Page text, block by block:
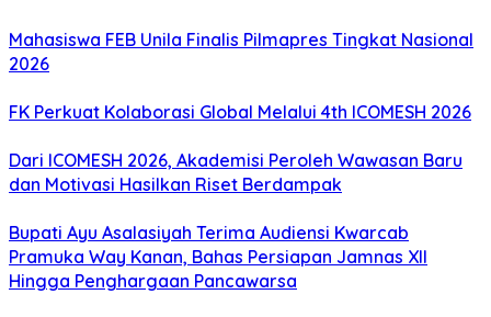
Mahasiswa FEB Unila Finalis Pilmapres Tingkat Nasional
2026
FK Perkuat Kolaborasi Global Melalui 4th ICOMESH 2026
Dari ICOMESH 2026, Akademisi Peroleh Wawasan Baru
dan Motivasi Hasilkan Riset Berdampak
Bupati Ayu Asalasiyah Terima Audiensi Kwarcab
Pramuka Way Kanan, Bahas Persiapan Jamnas XII
Hingga Penghargaan Pancawarsa